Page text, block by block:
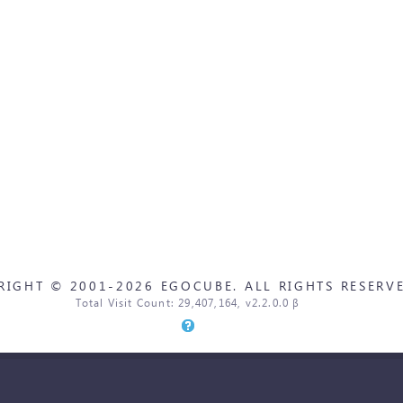
© 2001-2026 EGOCUBE. ALL RIGHTS
Total Visit Count: 29,407,164, v2.2.0.0 β